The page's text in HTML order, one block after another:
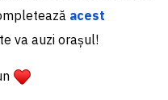
acest
va auzi orașul!